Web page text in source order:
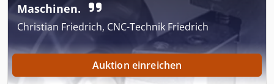
Maschinen.
Christian Friedrich, CNC-Technik Friedrich
Auktion einreichen